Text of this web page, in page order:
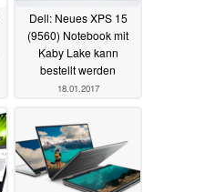
Dell: Neues XPS 15
(9560) Notebook mit
Kaby Lake kann
bestellt werden
18.01.2017